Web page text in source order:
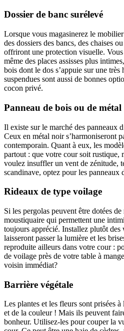
Dossier de banc surélevé
Lorsque vous magasinerez le
des dossiers des bancs, des chaises
offriront une protection visuelle.
même des places assisses plus
bois dont le dos s’appuie sur une très
suspendues sont aussi de bonnes
cocon privé.
Panneau de bois ou de métal
Il existe sur le marché des panneaux
Ceux en métal noir s’harmoniseront
contemporain. Quant à eux, les
partout : que votre cour soit rustique,
voulez insuffler un vent de zénitude,
scandinave, optez pour les panneaux
Rideaux de type voilage
Si les pergolas peuvent être dotées
moustiquaire qui permettent une
toujours apprécié. Installez plutôt
laisseront passer la lumière et les
reproduite ailleurs dans votre cour :
de voilage près de votre table à
voisin immédiat?
Barrière végétale
Les plantes et les fleurs sont prisées
et de la couleur ! Mais ils peuvent
bonheur. Utilisez-les pour couper la